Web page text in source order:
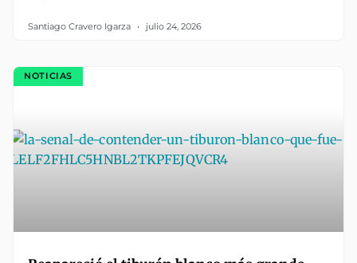
Santiago Cravero Igarza julio 24, 2026
NOTICIAS